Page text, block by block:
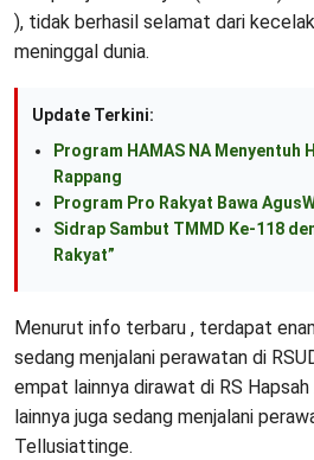
), tidak berhasil selamat dari
meninggal dunia.
Update Terkini:
Program HAMAS NA Menyentuh
Rappang
Program Pro Rakyat Bawa
Sidrap Sambut TMMD Ke-118
Rakyat”
Menurut info terbaru , terdapat
sedang menjalani perawatan di
empat lainnya dirawat di RS
lainnya juga sedang menjalani
Tellusiattinge.